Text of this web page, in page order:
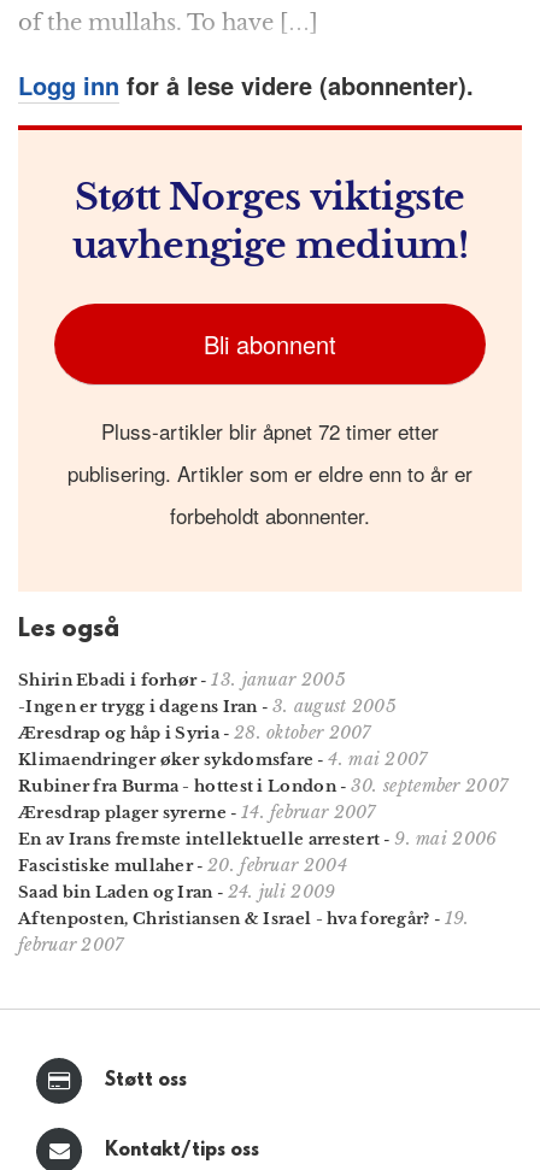
of the mullahs. To have […]
Logg inn for å lese videre (abonnenter).
Støtt Norges viktigste
uavhengige medium!
Bli abonnent
Pluss-artikler blir åpnet 72 timer etter
publisering. Artikler som er eldre enn to år er
forbeholdt abonnenter.
Les også
Shirin Ebadi i forhør-13. januar 2005
-Ingen er trygg i dagens Iran- 3. august 2005
Æresdrap og håp i Syria- 28. oktober 2007
Klimaendringer øker sykdomsfare -4. mai 2007
Rubiner fra Burma - hottest i London- 30. september 2007
Æresdrap plager syrerne - 14. februar 2007
En av Irans fremste intellektuelle arrestert -9. mai 2006
Fascistiske mullaher- 20. februar 2004
Saad bin Laden og Iran- 24. juli 2009
Aftenposten, Christiansen & Israel - hva foregår? - 19.
februar 2007
Støtt oss
Kontakt/tips oss